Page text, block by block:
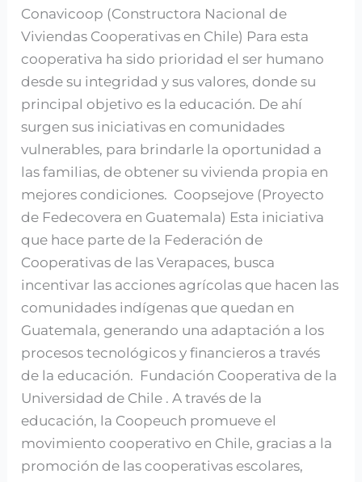
Conavicoop (Constructora Nacional de
Viviendas Cooperativas en Chile) Para esta
cooperativa ha sido prioridad el ser humano
desde su integridad y sus valores, donde su
principal objetivo es la educación. De ahí
surgen sus iniciativas en comunidades
vulnerables, para brindarle la oportunidad a
las familias, de obtener su vivienda propia en
mejores condiciones. Coopsejove (Proyecto
de Fedecovera en Guatemala) Esta iniciativa
que hace parte de la Federación de
Cooperativas de las Verapaces, busca
incentivar las acciones agrícolas que hacen las
comunidades indígenas que quedan en
Guatemala, generando una adaptación a los
procesos tecnológicos y financieros a través
de la educación. Fundación Cooperativa de la
Universidad de Chile . A través de la
educación, la Coopeuch promueve el
movimiento cooperativo en Chile, gracias a la
promoción de las cooperativas escolares,